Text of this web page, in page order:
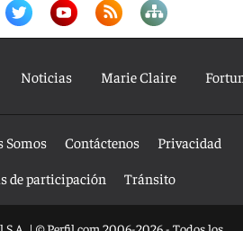
Noticias Marie Claire
Somos Contáctenos
Privacidad
de participación Tránsito